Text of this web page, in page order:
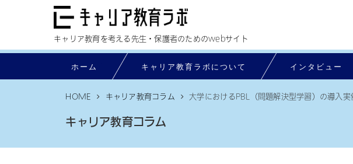
キャリア教育を考える先生・保護者のためのwebサイト
ホーム キャリア教育ラボについて インタビュー
ホーム
キャリア教育ラボについて
インタビュー
HOME キャリア教育コラム 大学におけるPBL（問題解決型学習）の導入実
キャリア教育コラム